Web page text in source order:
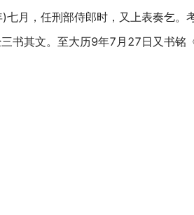
月，任刑部侍郎时，又上表奏乞。
书其文。至大历9年7月27日又书铭